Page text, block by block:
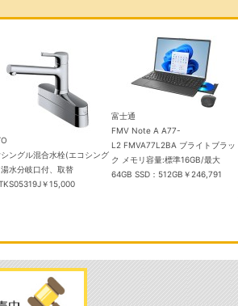
シングル混合水栓(エコシング
水分岐口付、取替
￥15,000
富士通
FMV Note A A77-
L2 FMVA77L2BA ブライトブラッ
ク メモリ容量:標準16GB/最大
64GB SSD：512GB ￥246,791